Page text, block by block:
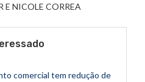
E NICOLE CORREA
comercial tem redução de